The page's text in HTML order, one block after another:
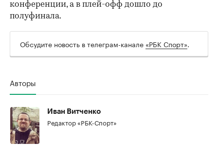
конференции, а в плей-офф дошло до
полуфинала.
Обсудите новость в телеграм-канале «РБК Спорт».
Авторы
Иван Витченко
Редактор «РБК-Спорт»